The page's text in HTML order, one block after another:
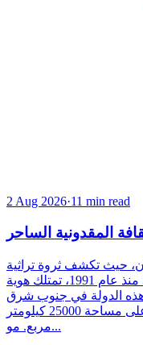
2 Aug 2026·11 min read
المقدونية الساحر
حيث تكشف ثروة تراثية
استثنائية. جمهورية مقدونيا، دولة مستقلة منذ عام 1991، تمتلك هوية
هذه الدولة في جنوب شرق
أوروبا موطنًا لحوالي 2.1 مليون نسمة على مساحة 25000 كيلومتر
مربع. مو...